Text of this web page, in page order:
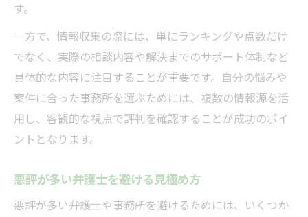
す。
一方で、情報収集の際には、単にランキングや点数だけ
でなく、実際の相談内容や解決までのサポート体制など
具体的な内容に注目することが重要です。自分の悩みや
案件に合った事務所を選ぶためには、複数の情報源を活
用し、客観的な視点で評判を確認することが成功のポイ
ントとなります。
悪評が多い弁護士を避ける見極め方
悪評が多い弁護士や事務所を避けるためには、いくつか